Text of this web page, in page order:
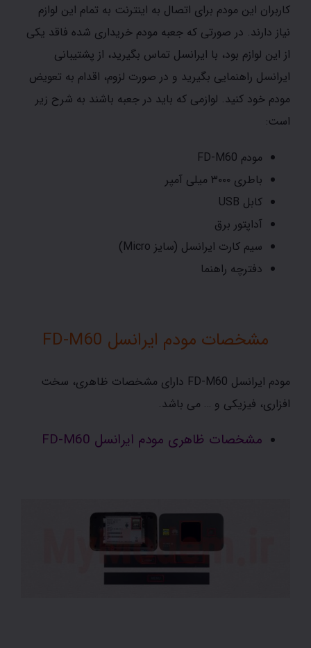
کاربران این مودم برای اتصال به اینترنت به تمام این لوازم
نیاز دارند. در صورتی که جعبه مودم خریداری شده فاقد یکی
از این لوازم بود، با ایرانسل تماس بگیرید، از پشتیبانی
ایرانسل راهنمایی بگیرید و در صورت لزوم، اقدام به تعویض
مودم خود کنید. لوازمی که باید در جعبه باشند به شرح زیر
است:
مودم FD-M60
باطری ۳۰۰۰ میلی آمپر
کابل USB
آداپتور برق
سیم کارت ایرانسل (سایز Micro)
دفترچه راهنما
مشخصات مودم ایرانسل FD-M60
مودم ایرانسل FD-M60 دارای مشخصات ظاهری، سخت
افزاری، فیزیکی و … می باشد.
مشخصات ظاهری مودم ایرانسل FD-M60